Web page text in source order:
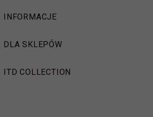
INFORMACJE
DLA SKLEPÓW
ITD COLLECTION